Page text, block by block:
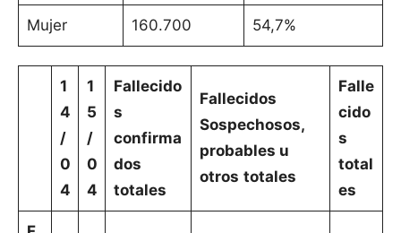
Mujer 160.700 54,7%
1
4
/
0
4
1
5
/
0
4
Fallecido
s
confirma
dos
totales
Fallecidos
Sospechosos,
probables u
otros totales
Falle
cido
s
total
es